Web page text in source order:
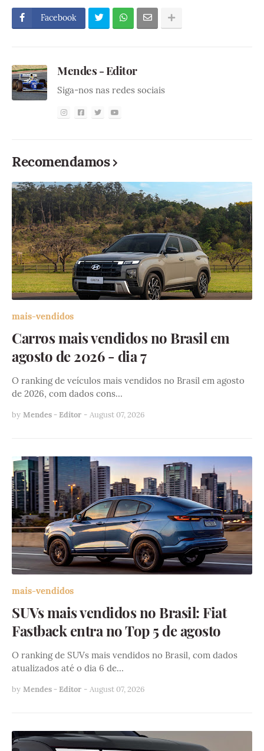
Facebook
Mendes - Editor
Siga-nos nas redes sociais
Recomendamos
mais-vendidos
Carros mais vendidos no Brasil em
agosto de 2026 - dia 7
O ranking de veículos mais vendidos no Brasil em agosto
de 2026, com dados cons…
by Mendes - Editor - August 07, 2026
mais-vendidos
SUVs mais vendidos no Brasil: Fiat
Fastback entra no Top 5 de agosto
O ranking de SUVs mais vendidos no Brasil, com dados
atualizados até o dia 6 de…
by Mendes - Editor - August 07, 2026